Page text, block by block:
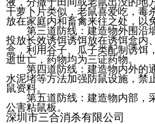
干萝卜片类似，老鼠喜爱吃，毒
放在家庭内和畜禽来往之处，以
第三道防线：建造物外围沿
投放长效诱饵诱饵放在诱饵盒内
盒，利用谷子、瓜子类配制诱饵
逝世亡，药物均为三证药物。
第四道防线：建造物内外的通
水泥堵等方法加强防鼠设施，禁
鼠资料。
第五道防线：建造物内部，
公害粘鼠板。
深圳市三合消杀有限公司